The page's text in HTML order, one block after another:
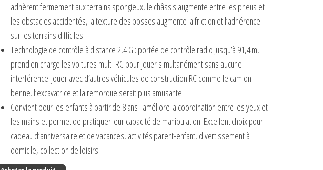
adhèrent fermement aux terrains spongieux, le châssis augmente entre les pneus et
les obstacles accidentés, la texture des bosses augmente la friction et l’adhérence
sur les terrains difficiles.
Technologie de contrôle à distance 2,4 G : portée de contrôle radio jusqu’à 91,4 m,
prend en charge les voitures multi-RC pour jouer simultanément sans aucune
interférence. Jouer avec d’autres véhicules de construction RC comme le camion
benne, l’excavatrice et la remorque serait plus amusante.
Convient pour les enfants à partir de 8 ans : améliore la coordination entre les yeux et
les mains et permet de pratiquer leur capacité de manipulation. Excellent choix pour
cadeau d’anniversaire et de vacances, activités parent-enfant, divertissement à
domicile, collection de loisirs.